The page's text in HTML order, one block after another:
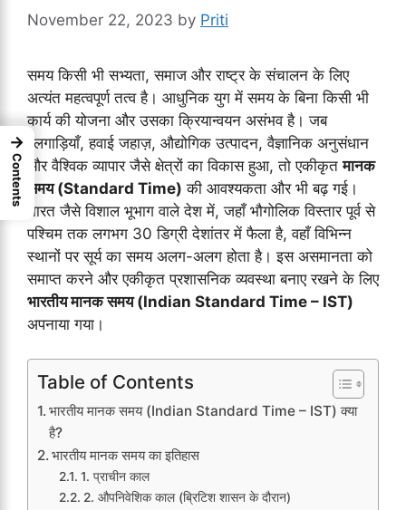
November 22, 2023 by Priti
समय किसी भी सभ्यता, समाज और राष्ट्र के संचालन के लिए
अत्यंत महत्वपूर्ण तत्व है। आधुनिक युग में समय के बिना किसी भी
कार्य की योजना और उसका क्रियान्वयन असंभव है। जब
रेलगाड़ियाँ, हवाई जहाज़, औद्योगिक उत्पादन, वैज्ञानिक अनुसंधान
और वैश्विक व्यापार जैसे क्षेत्रों का विकास हुआ, तो एकीकृतमानक
समय (Standard Time) की आवश्यकता और भी बढ़ गई।
भारत जैसे विशाल भूभाग वाले देश में, जहाँ भौगोलिक विस्तार पूर्व से
पश्चिम तक लगभग 30 डिग्री देशांतर में फैला है, वहाँ विभिन्न
स्थानों पर सूर्य का समय अलग-अलग होता है। इस असमानता को
समाप्त करने और एकीकृत प्रशासनिक व्यवस्था बनाए रखने के लिए
भारतीय मानक समय (Indian Standard Time – IST)
अपनाया गया।
Table of Contents
भारतीय मानक समय (Indian Standard Time – IST) क्या
है?
भारतीय मानक समय का इतिहास
1. प्राचीन काल
2. औपनिवेशिक काल (ब्रिटिश शासन के दौरान)
→
Contents